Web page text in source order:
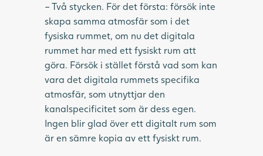
– Två stycken. För det första: försök inte
skapa samma atmosfär som i det
fysiska rummet, om nu det digitala
rummet har med ett fysiskt rum att
göra. Försök i stället förstå vad som kan
vara det digitala rummets specifika
atmosfär, som utnyttjar den
kanalspecificitet som är dess egen.
Ingen blir glad över ett digitalt rum som
är en sämre kopia av ett fysiskt rum.